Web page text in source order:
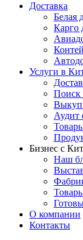
Доставка
Белая
Карго
Услуги в
Поиск
Выкуп
Аудит
Бизнес с
Наш
О компании
Контакты